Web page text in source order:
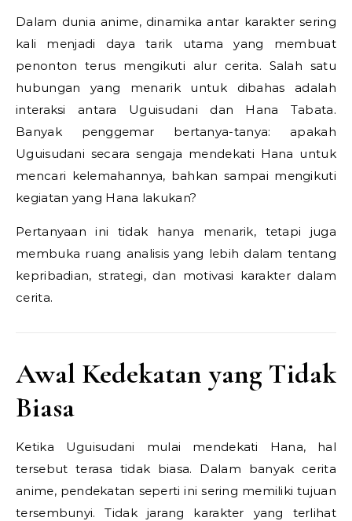
Dalam dunia anime, dinamika antar karakter sering
kali menjadi daya tarik utama yang membuat
penonton terus mengikuti alur cerita. Salah satu
hubungan yang menarik untuk dibahas adalah
interaksi antara Uguisudani dan Hana Tabata.
Banyak penggemar bertanya-tanya: apakah
Uguisudani secara sengaja mendekati Hana untuk
mencari kelemahannya, bahkan sampai mengikuti
kegiatan yang Hana lakukan?
Pertanyaan ini tidak hanya menarik, tetapi juga
membuka ruang analisis yang lebih dalam tentang
kepribadian, strategi, dan motivasi karakter dalam
cerita.
Awal Kedekatan yang Tidak
Biasa
Ketika Uguisudani mulai mendekati Hana, hal
tersebut terasa tidak biasa. Dalam banyak cerita
anime, pendekatan seperti ini sering memiliki tujuan
tersembunyi. Tidak jarang karakter yang terlihat